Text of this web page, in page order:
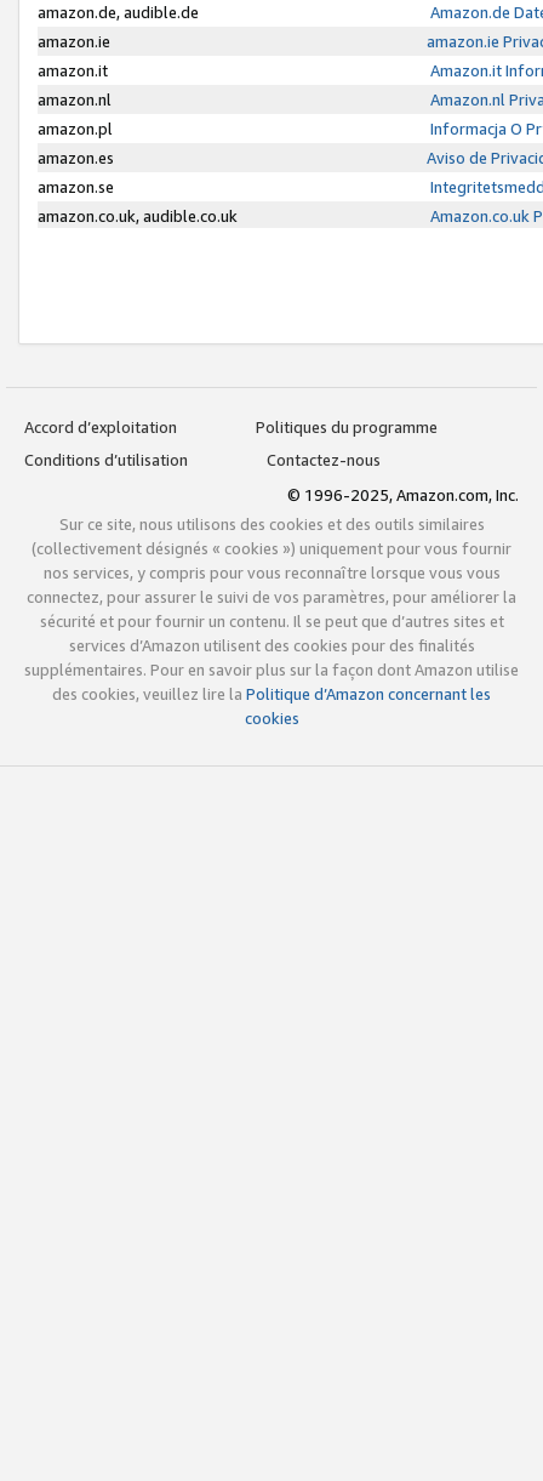
amazon.de, audible.de
Amazon.de
amazon.ie
amazon.ie
amazon.it
Amazon.it
amazon.nl
Amazon.nl
amazon.pl
Informacja O
amazon.es
Aviso de
amazon.se
amazon.co.uk, audible.co.uk
Amazon.co.uk
Accord d’exploitation
Politiques du programme
Conditions d’utilisation
Contactez-nous
© 1996-2025, Amazon.com, Inc.
Sur ce site, nous utilisons des cookies et des outils similaires
(collectivement désignés « cookies ») uniquement pour vous fournir
nos services, y compris pour vous reconnaître lorsque vous vous
connectez, pour assurer le suivi de vos paramètres, pour améliorer la
sécurité et pour fournir un contenu. Il se peut que d’autres sites et
services d’Amazon utilisent des cookies pour des finalités
supplémentaires. Pour en savoir plus sur la façon dont Amazon utilise
des cookies, veuillez lire la Politique d’Amazon concernant les
cookies